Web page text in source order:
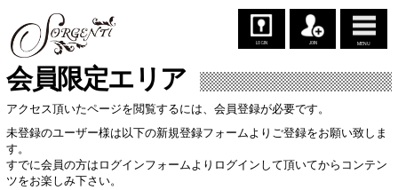
LOGIN JOIN MENU
会員限定エリア
アクセス頂いたページを閲覧するには、会員登録が必要です。
未登録のユーザー様は以下の新規登録フォームよりご登録をお願い致しま
す。
すでに会員の方はログインフォームよりログインして頂いてからコンテン
ツをお楽しみ下さい。